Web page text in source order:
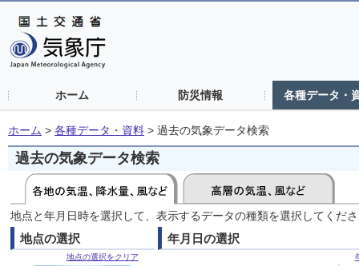
ホーム 防災情報 各種データ・
ホーム > 各種データ・資料 > 過去の気象データ検索
過去の気象データ検索
地点と年月日時を選択して、表示するデータの種類を選択してくだ
地点の選択
地点の選択をクリア
年月日の選択